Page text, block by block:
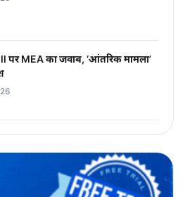
पर MEA का जवाब, ‘आंतरिक मामला’